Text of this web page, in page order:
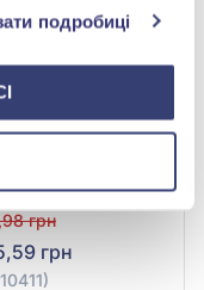
подробиці
"Спаси і
зі срібла 925°
арт. 10411
грн
грн